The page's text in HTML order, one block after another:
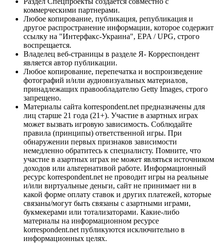
коммерческими партнерами.
Любое копирование, публикация, републикация и
другое распространение информации, которое содержит
ссылку на "Интерфакс-Украина", EPA / UPG, строго
воспрещается.
Владелец веб-страницы в разделе Я- Корреспондент
является автор публикации.
Любое копирование, перепечатка и воспроизведение
фотографий и/или аудиовизуальных материалов,
принадлежащих правообладателю Getty Images, строго
запрещено.
Материалы сайта korrespondent.net предназначены для
лиц старше 21 года (21+). Участие в азартных играх
может вызвать игровую зависимость. Соблюдайте
правила (принципы) ответственной игры. При
обнаружении первых признаков зависимости
немедленно обратитесь к специалисту. Помните, что
участие в азартных играх не может являться источником
доходов или альтернативой работе. Информационный
ресурс korrespondent.net не проводит игры на реальные
и/или виртуальные деньги, сайт не принимает ни в
какой форме оплату ставок и других платежей, которые
связаны/могут быть связаны с азартными играми,
букмекерами или тотализаторами. Какие-либо
материалы на информационном ресурсе
korrespondent.net публикуются исключительно в
информационных целях.